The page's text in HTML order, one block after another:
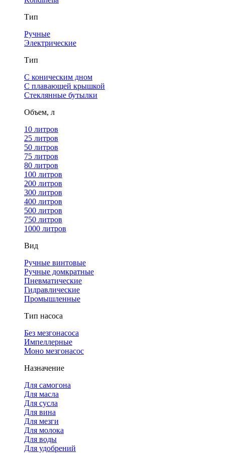
Тип
Ручные
Электрические
Тип
С коническим дном
С плавающей крышкой
Стеклянные бутылки
Объем, л
10 литров
25 литров
50 литров
75 литров
80 литров
100 литров
200 литров
300 литров
400 литров
500 литров
750 литров
1000 литров
Вид
Ручные винтовые
Ручные домкратные
Пневматические
Гидравлические
Промышленные
Тип насоса
Без мезгонасоса
Импеллерные
Моно мезгонасос
Назначение
Для самогона
Для масла
Для сусла
Для вина
Для мезги
Для молока
Для воды
Для удобрений